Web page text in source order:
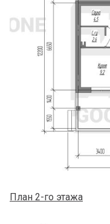
План 2-го этажа